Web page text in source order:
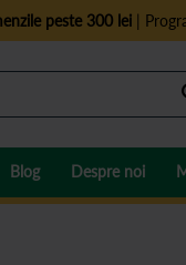
peste 300 lei|
Blog Despre noi